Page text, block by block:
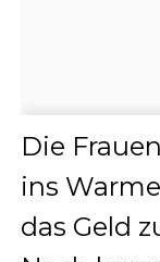
Die
ins
das Geld